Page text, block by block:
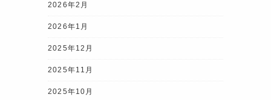
2026年2月
2026年1月
2025年12月
2025年11月
2025年10月